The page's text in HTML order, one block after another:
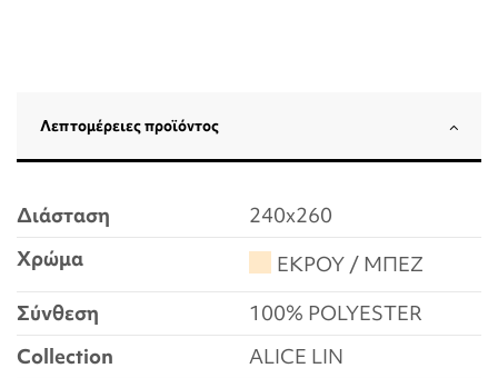
Λεπτομέρειες προϊόντος
Διάσταση
240x260
Χρώμα
ΕΚΡΟΥ / ΜΠΕΖ
Σύνθεση
100% POLYESTER
Collection
ALICE LIN